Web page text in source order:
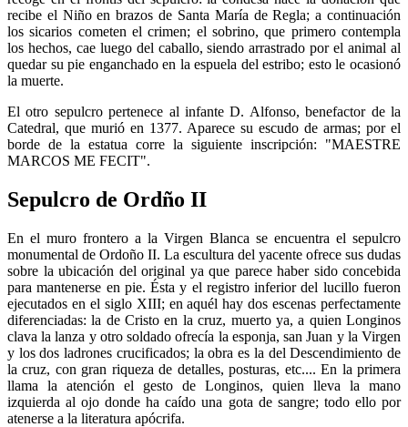
recibe el Niño en brazos de Santa María de Regla; a continuación
los sicarios cometen el crimen; el sobrino, que primero contempla
los hechos, cae luego del caballo, siendo arrastrado por el animal al
quedar su pie enganchado en la espuela del estribo; esto le ocasionó
la muerte.
El otro sepulcro pertenece al infante D. Alfonso, benefactor de la
Catedral, que murió en 1377. Aparece su escudo de armas; por el
borde de la estatua corre la siguiente inscripción: "MAESTRE
MARCOS ME FECIT".
Sepulcro de Ordño II
En el muro frontero a la Virgen Blanca se encuentra el sepulcro
monumental de Ordoño II. La escultura del yacente ofrece sus dudas
sobre la ubicación del original ya que parece haber sido concebida
para mantenerse en pie. Ésta y el registro inferior del lucillo fueron
ejecutados en el siglo XIII; en aquél hay dos escenas perfectamente
diferenciadas: la de Cristo en la cruz, muerto ya, a quien Longinos
clava la lanza y otro soldado ofrecía la esponja, san Juan y la Virgen
y los dos ladrones crucificados; la obra es la del Descendimiento de
la cruz, con gran riqueza de detalles, posturas, etc.... En la primera
llama la atención el gesto de Longinos, quien lleva la mano
izquierda al ojo donde ha caído una gota de sangre; todo ello por
atenerse a la literatura apócrifa.